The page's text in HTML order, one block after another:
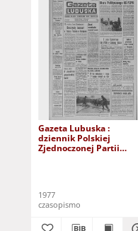
Gazeta Lubuska :
dziennik Polskiej
Zjednoczonej Partii
1977
czasopismo